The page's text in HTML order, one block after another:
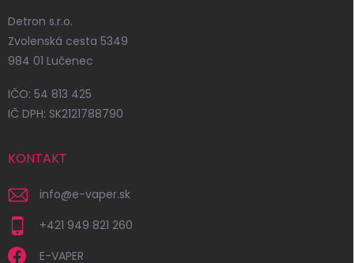
Detron s.r.o.
Zvolenská cesta 5349
984 01 Lučenec
IČO: 54 813 425
IČ DPH: SK2121788790
KONTAKT
info@e-vaper.sk
+421 949 821 260
E-VAPER